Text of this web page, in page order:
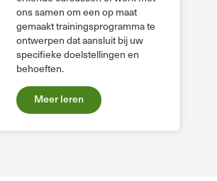
ons samen om een op maat
gemaakt trainingsprogramma te
ontwerpen dat aansluit bij uw
specifieke doelstellingen en
behoeften.
Meer leren